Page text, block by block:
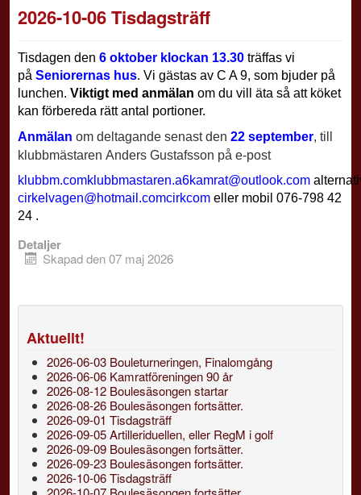
2026-10-06 Tisdagsträff
Tisdagen den 6 oktober klockan 13.30 träffas vi
på Seniorernas hus. Vi gästas av C A 9, som bjuder på
lunchen. Viktigt med anmälan om du vill äta så att köket
kan förbereda rätt antal portioner.
Anmälan om deltagande senast den 22 september, till
klubbmästaren Anders Gustafsson på e-post
eller mobil 076-798 42
24 .
Detaljer
Skapad den 07 maj 2026
Aktuellt!
2026-06-03 Bouleturneringen, Finalomgång
2026-06-06 Kamratföreningen 90 år
2026-08-12 Boulesäsongen startar
2026-08-26 Boulesäsongen fortsätter.
2026-09-01 Tisdagsträff
2026-09-05 Artilleriduellen, eller RegM i golf
2026-09-09 Boulesäsongen fortsätter.
2026-09-23 Boulesäsongen fortsätter.
2026-10-06 Tisdagsträff